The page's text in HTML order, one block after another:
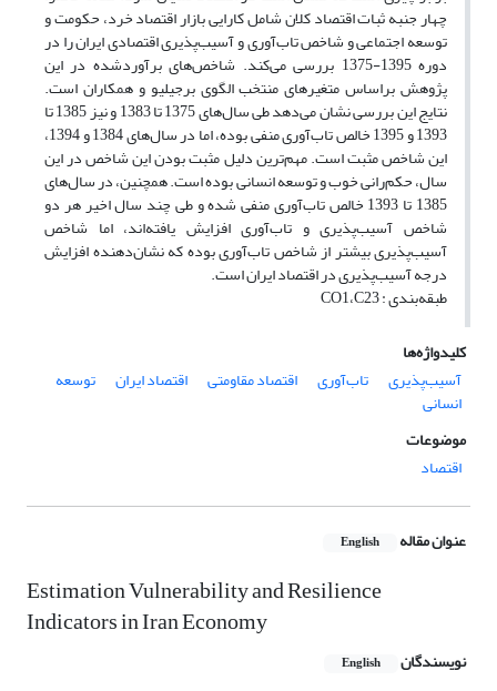
چهار جنبه ثبات اقتصاد کلان شامل کارایی بازار اقتصاد خرد، حکومت و
توسعه اجتماعی و شاخص تاب‌آوری و آسیب‌پذیری اقتصادی ایران را در
دوره 1395-1375 بررسی می‌کند. شاخص‌های برآوردشده در این
پژوهش براساس متغیرهای منتخب الگوی برجیلیو و همکاران است.
نتایج این بررسی نشان می‌دهد طی سال‌های 1375 تا 1383 و نیز 1385 تا
1393 و 1395 خالص تاب‌آوری منفی بوده، اما در سال‌های 1384 و 1394،
این شاخص مثبت است. مهم‌ترین دلیل مثبت بودن این شاخص در این
سال، حکم‌رانی خوب و توسعه انسانی بوده است. همچنین، در سال‌های
1385 تا 1393 خالص تاب‌آوری منفی شده و طی چند سال اخیر هر دو
شاخص آسیب‌پذیری و تاب‌آوری افزایش یافته‌اند، اما شاخص
آسیب‌پذیری بیشتر از شاخص تاب‌آوری بوده که نشان‌دهنده افزایش
درجه آسیب‌پذیری در اقتصاد ایران است.
طبقه‌بندی : CO1،C23
کلیدواژه‌ها
آسیب‌پذیری
تاب‌آوری اقتصاد مقاومتی اقتصاد ایران توسعه
انسانی
موضوعات
اقتصاد
عنوان مقاله English
Estimation Vulnerability and Resilience
Indicators in Iran Economy
نویسندگان English